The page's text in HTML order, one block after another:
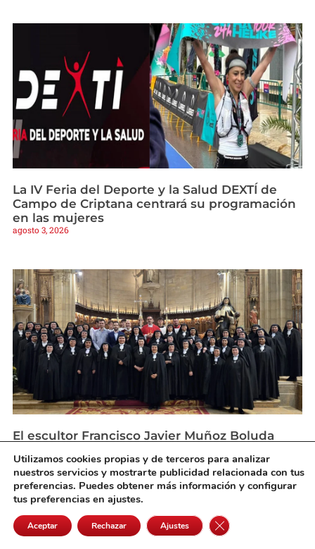
La IV Feria del Deporte y la Salud DEXTÍ de
Campo de Criptana centrará su programación
en las mujeres
agosto 3, 2026
El escultor Francisco Javier Muñoz Boluda
San Sebastián
agosto 3, 2026
Utilizamos cookies propias y de terceros para analizar
nuestros servicios y mostrarte publicidad relacionada con tus
preferencias. Puedes obtener más información y configurar
tus preferencias en ajustes.
Aceptar Rechazar Ajustes Cerrar el banner de